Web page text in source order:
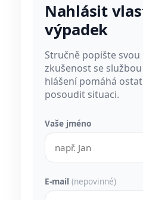
Nahlásit
výpadek
Stručně popište
zkušenost se službou
hlášení pomáhá
posoudit situaci.
Vaše jméno
E-mail (nepovinné)